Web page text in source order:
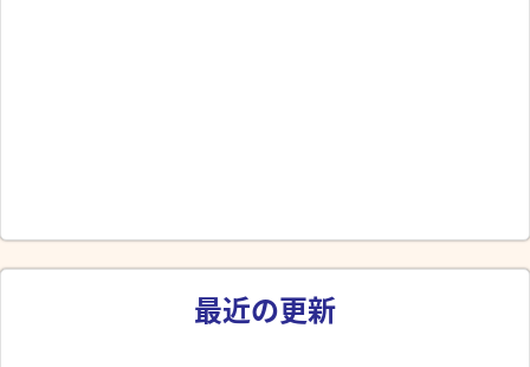
最近の更新